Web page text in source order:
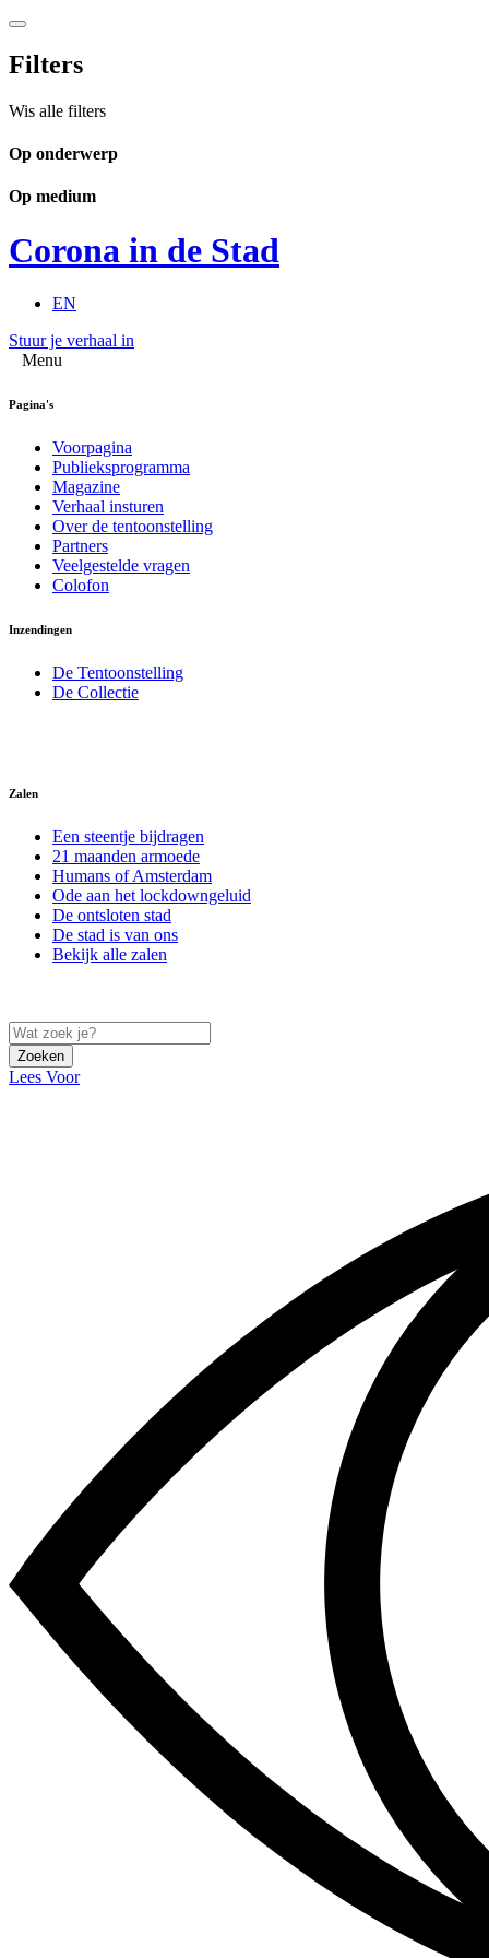
Filters
Wis alle filters
Op onderwerp
Op medium
Corona in de Stad
EN
Stuur je verhaal in
Menu
Pagina's
Voorpagina
Publieksprogramma
Magazine
Verhaal insturen
Over de tentoonstelling
Partners
Veelgestelde vragen
Colofon
Inzendingen
De Tentoonstelling
De Collectie
Zalen
Een steentje bijdragen
21 maanden armoede
Humans of Amsterdam
Ode aan het lockdowngeluid
De ontsloten stad
De stad is van ons
Bekijk alle zalen
Zoeken
Lees Voor